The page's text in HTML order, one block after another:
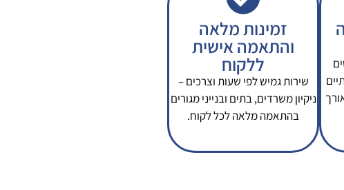
זמינות מלאה
והתאמה אישית
ללקוח
שירות גמיש לפי שעות וצרכים –
ניקיון משרדים, בתים ובנייני מגורים
בהתאמה מלאה לכל לקוח.